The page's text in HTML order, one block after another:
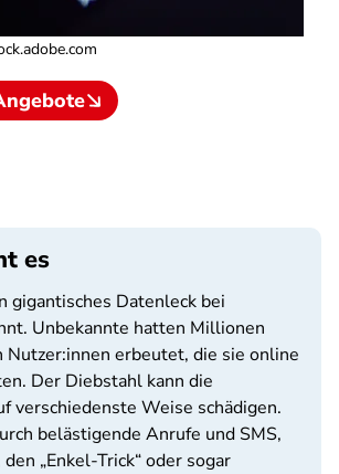
es
gigantisches Datenleck bei
Unbekannte hatten Millionen
Nutzer:innen erbeutet, die sie online
Der Diebstahl kann die
verschiedenste Weise schädigen.
belästigende Anrufe und SMS,
„Enkel-Trick“ oder sogar